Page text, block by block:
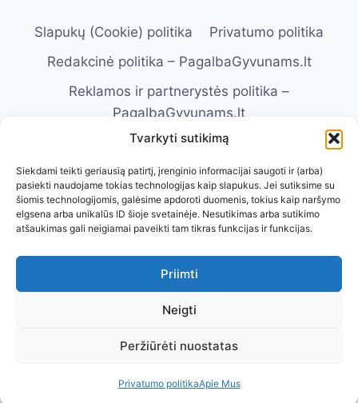
Tvarkyti sutikimą
Siekdami teikti geriausią patirtį, įrenginio informacijai saugoti ir (arba)
pasiekti naudojame tokias technologijas kaip slapukus. Jei sutiksime su
šiomis technologijomis, galėsime apdoroti duomenis, tokius kaip naršymo
elgsena arba unikalūs ID šioje svetainėje. Nesutikimas arba sutikimo
atšaukimas gali neigiamai paveikti tam tikras funkcijas ir funkcijas.
Priimti
Neigti
Peržiūrėti nuostatas
Privatumo politikaApie Mus
Slapukų (Cookie) politika
Privatumo politika
Redakcinė politika – PagalbaGyvunams.lt
Reklamos ir partnerystės politika –
PagalbaGyvunams.lt
Atsakomybės apribojimas –
PagalbaGyvunams.lt
Naudojimosi taisyklės – PagalbaGyvunams.lt
Kontaktai
Apie Mus